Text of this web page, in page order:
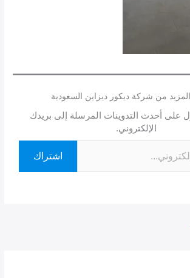
من شركة ديكور ديزاين السعودية
على أحدث التدوينات المرسلة إلى بريدك
الإلكتروني.
اشتراك